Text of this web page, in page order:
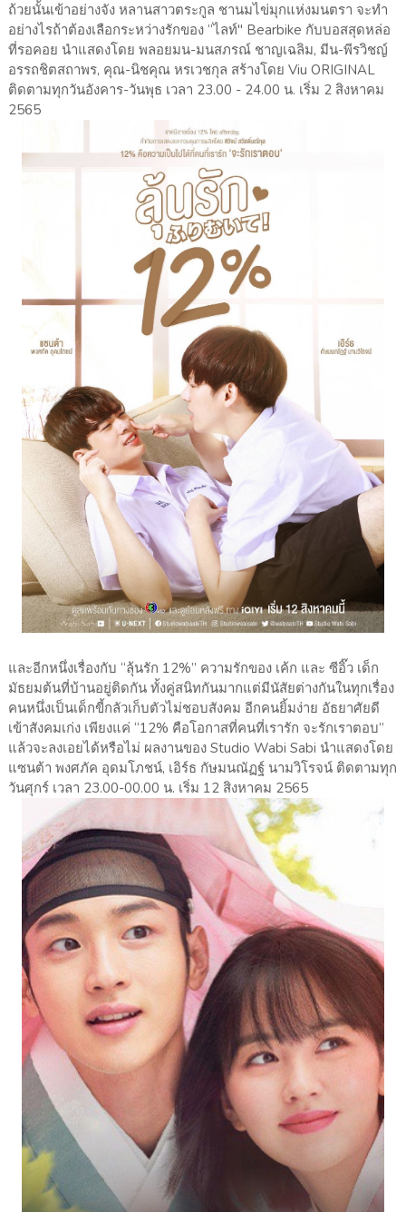
ถ้วยนั้นเข้าอย่างจัง หลานสาวตระกูล ชานมไข่มุกแห่งมนตรา จะทำ
อย่างไรถ้าต้องเลือกระหว่างรักของ “ไลท์" Bearbike กับบอสสุดหล่อ
ที่รอคอย นำแสดงโดย พลอยมน-มนสภรณ์ ชาญเฉลิม, มีน-พีรวิชญ์
อรรถชิตสถาพร, คุณ-นิชคุณ หรเวชกุล สร้างโดย Viu ORIGINAL
ติดตามทุกวันอังคาร-วันพุธ เวลา 23.00 - 24.00 น. เริ่ม 2 สิงหาคม
2565
และอีกหนึ่งเรื่องกับ “ลุ้นรัก 12%” ความรักของ เค้ก และ ซีอิ๊ว เด็ก
มัธยมต้นที่บ้านอยู่ติดกัน ทั้งคู่สนิทกันมากแต่มีนัสัยต่างกันในทุกเรื่อง
คนหนึ่งเป็นเด็กขี้กลัวเก็บตัวไม่ชอบสังคม อีกคนยิ้มง่าย อัธยาศัยดี
เข้าสังคมเก่ง เพียงแค่ “12% คือโอกาสที่คนที่เรารัก จะรักเราตอบ”
แล้วจะลงเอยได้หรือไม่ ผลงานของ Studio Wabi Sabi นำแสดงโดย
แซนต้า พงศภัค อุดมโภชน์, เอิร์ธ กัษมนณัฏฐ์ นามวิโรจน์ ติดตามทุก
วันศุกร์ เวลา 23.00-00.00 น. เริ่ม 12 สิงหาคม 2565